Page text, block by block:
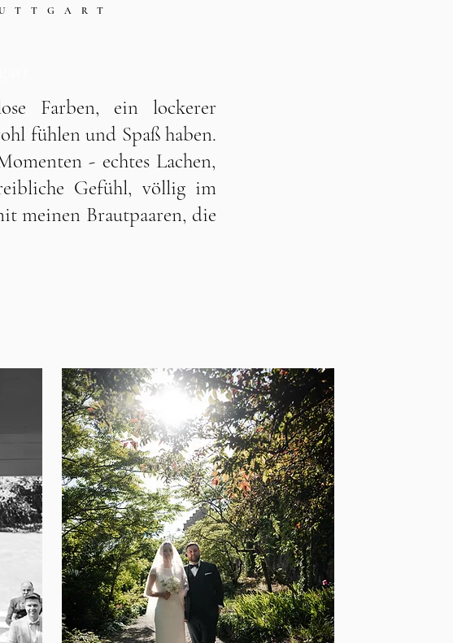
Farben, ein lockerer
fühlen und Spaß haben.
- echtes Lachen,
Gefühl, völlig im
meinen Brautpaaren, die